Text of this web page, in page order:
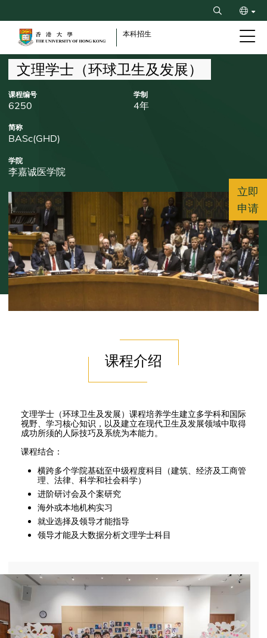
to
content
Search
繁
本科招生
Breadcrumb
文理学士（环球卫生及发展）
课程编号
6250
学制
4年
简称
BASc(GHD)
学院
李嘉诚医学院
课程介绍
文理学士（环球卫生及发展）课程培养学生建立多学科和国际
视野、学习核心知识，以及建立在现代卫生及发展领域中取得
成功所须的人际技巧及系统为本能力。
课程结合：
横跨多个学院基础至中级程度科目（建筑、经济及工商管
理、法律、科学和社会科学）
进阶研讨会及个案研究
海外或本地机构实习
就业选择及领导才能指导
领导才能及大数据分析文理学士科目
立即
申请